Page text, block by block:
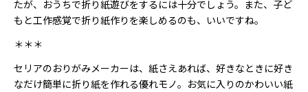
たが、おうちで折り紙遊びをするには十分でしょう。また、子ど
もと工作感覚で折り紙作りを楽しめるのも、いいですね。
＊＊＊
セリアのおりがみメーカーは、紙さえあれば、好きなときに好き
なだけ簡単に折り紙を作れる優れモノ。お気に入りのかわいい紙